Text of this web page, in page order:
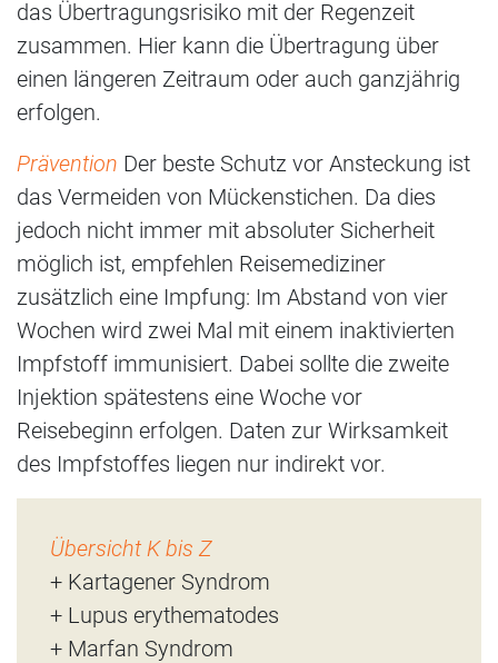
das Übertragungsrisiko mit der Regenzeit
zusammen. Hier kann die Übertragung über
einen längeren Zeitraum oder auch ganzjährig
erfolgen.
Prävention Der beste Schutz vor Ansteckung ist
das Vermeiden von Mückenstichen. Da dies
jedoch nicht immer mit absoluter Sicherheit
möglich ist, empfehlen Reisemediziner
zusätzlich eine Impfung: Im Abstand von vier
Wochen wird zwei Mal mit einem inaktivierten
Impfstoff immunisiert. Dabei sollte die zweite
Injektion spätestens eine Woche vor
Reisebeginn erfolgen. Daten zur Wirksamkeit
des Impfstoffes liegen nur indirekt vor.
Übersicht K bis Z
+ Kartagener Syndrom
+ Lupus erythematodes
+ Marfan Syndrom